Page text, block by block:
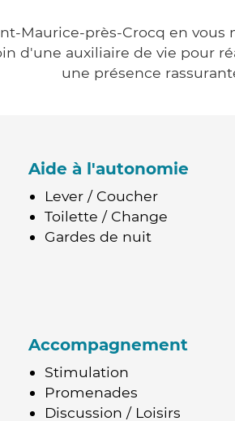
Maurice-près-Crocq en
d'une auxiliaire de vie pour
une présence
Aide à l'autonomie
Lever / Coucher
Toilette / Change
Gardes de nuit
Accompagnement
Stimulation
Promenades
Discussion / Loisirs